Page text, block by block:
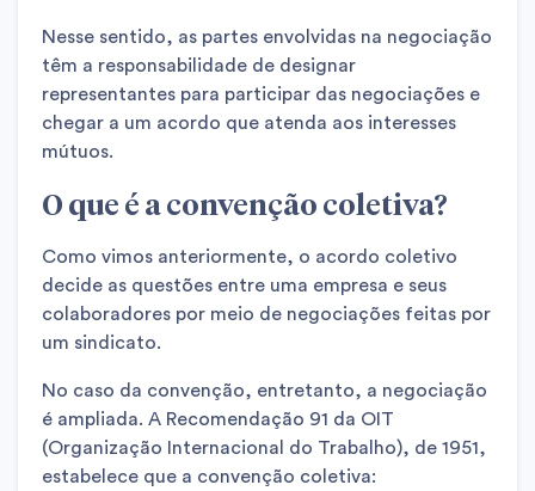
Nesse sentido, as partes envolvidas na negociação
têm a responsabilidade de designar
representantes para participar das negociações e
chegar a um acordo que atenda aos interesses
mútuos.
O que é a convenção coletiva?
Como vimos anteriormente, o acordo coletivo
decide as questões entre uma empresa e seus
colaboradores por meio de negociações feitas por
um sindicato.
No caso da convenção, entretanto, a negociação
é ampliada. A Recomendação 91 da OIT
(Organização Internacional do Trabalho), de 1951,
estabelece que a convenção coletiva: